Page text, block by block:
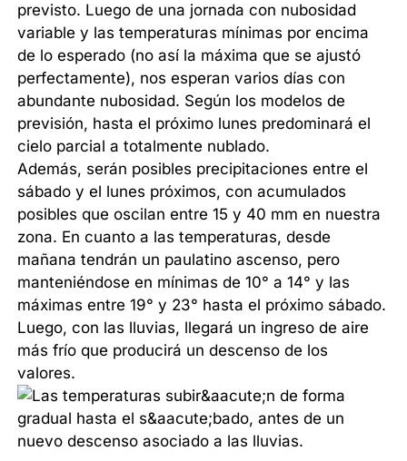
previsto. Luego de una jornada con nubosidad
variable y las temperaturas mínimas por encima
de lo esperado (no así la máxima que se ajustó
perfectamente), nos esperan varios días con
abundante nubosidad. Según los modelos de
previsión, hasta el próximo lunes predominará el
cielo parcial a totalmente nublado.
Además, serán posibles precipitaciones entre el
sábado y el lunes próximos, con acumulados
posibles que oscilan entre 15 y 40 mm en nuestra
zona. En cuanto a las temperaturas, desde
mañana tendrán un paulatino ascenso, pero
manteniéndose en mínimas de 10° a 14° y las
máximas entre 19° y 23° hasta el próximo sábado.
Luego, con las lluvias, llegará un ingreso de aire
más frío que producirá un descenso de los
valores.